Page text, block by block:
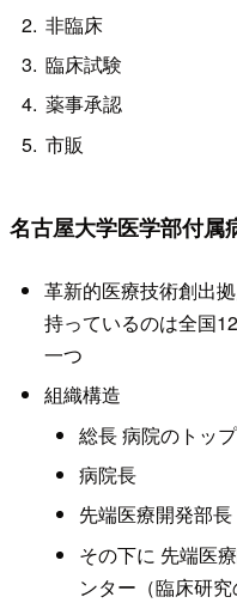
非臨床
臨床試験
薬事承認
市販
名古屋大学医学部付属
革新的医療技術創出
持っているのは全国
一つ
組織構造
総長 病院のトップ
病院長
先端医療開発部長
その下に 先端医
ンター（臨床研